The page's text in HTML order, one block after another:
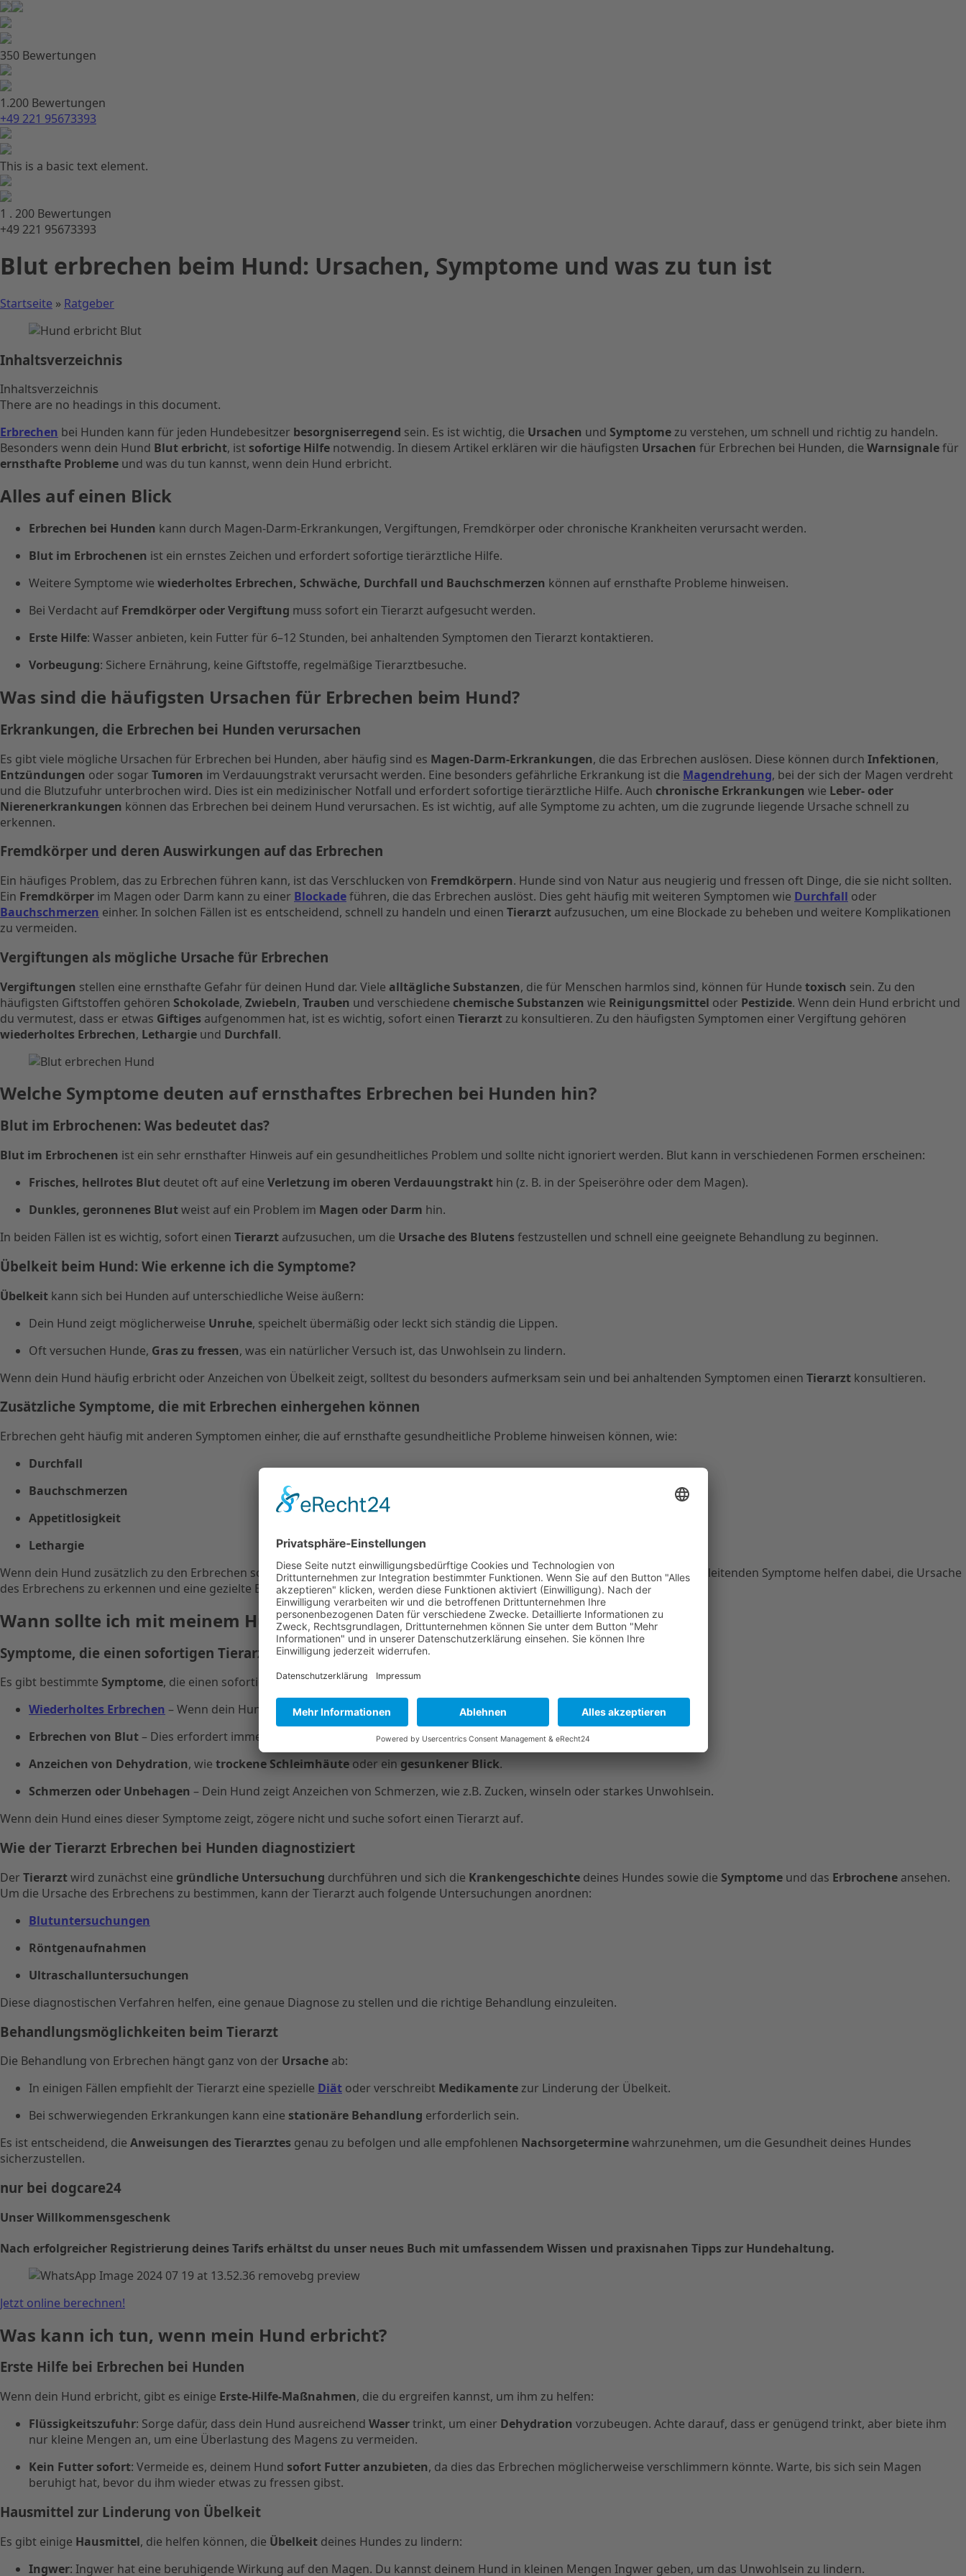
350 Bewertungen
1.200 Bewertungen
+49 221 95673393
This is a basic text element.
1 . 200 Bewertungen
+49 221 95673393
Blut erbrechen beim Hund: Ursachen, Symptome und was zu tun ist
Startseite » Ratgeber
Inhaltsverzeichnis
Inhaltsverzeichnis
There are no headings in this document.
Erbrechen bei Hunden kann für jeden Hundebesitzer besorgniserregend sein. Es ist wichtig, die Ursachen und Symptomezu verstehen, um schnell und richtig zu handeln.
Besonders wenn dein Hund Blut erbricht, ist sofortige Hilfe notwendig. In diesem Artikel erklären wir die häufigsten Ursachen für Erbrechen bei Hunden, die Warnsignalefür
ernsthafte Probleme und was du tun kannst, wenn dein Hund erbricht.
Alles auf einen Blick
Erbrechen bei Hunden kann durch Magen-Darm-Erkrankungen, Vergiftungen, Fremdkörper oder chronische Krankheiten verursacht werden.
Blut im Erbrochenen ist ein ernstes Zeichen und erfordert sofortige tierärztliche Hilfe.
Weitere Symptome wie wiederholtes Erbrechen, Schwäche, Durchfall und Bauchschmerzen können auf ernsthafte Probleme hinweisen.
Bei Verdacht auf Fremdkörper oder Vergiftung muss sofort ein Tierarzt aufgesucht werden.
Erste Hilfe: Wasser anbieten, kein Futter für 6–12 Stunden, bei anhaltenden Symptomen den Tierarzt kontaktieren.
Vorbeugung: Sichere Ernährung, keine Giftstoffe, regelmäßige Tierarztbesuche.
Was sind die häufigsten Ursachen für Erbrechen beim Hund?
Erkrankungen, die Erbrechen bei Hunden verursachen
Es gibt viele mögliche Ursachen für Erbrechen bei Hunden, aber häufig sind es Magen-Darm-Erkrankungen, die das Erbrechen auslösen. Diese können durch Infektionen,
Entzündungen oder sogar Tumoren im Verdauungstrakt verursacht werden. Eine besonders gefährliche Erkrankung ist die Magendrehung, bei der sich der Magen verdreht
und die Blutzufuhr unterbrochen wird. Dies ist ein medizinischer Notfall und erfordert sofortige tierärztliche Hilfe. Auch chronische Erkrankungen wie Leber- oder
Nierenerkrankungen können das Erbrechen bei deinem Hund verursachen. Es ist wichtig, auf alle Symptome zu achten, um die zugrunde liegende Ursache schnell zu
erkennen.
Fremdkörper und deren Auswirkungen auf das Erbrechen
Ein häufiges Problem, das zu Erbrechen führen kann, ist das Verschlucken von Fremdkörpern. Hunde sind von Natur aus neugierig und fressen oft Dinge, die sie nicht sollten.
Ein Fremdkörper im Magen oder Darm kann zu einer Blockadeführen, die das Erbrechen auslöst. Dies geht häufig mit weiteren Symptomen wie Durchfall oder
Bauchschmerzen einher. In solchen Fällen ist es entscheidend, schnell zu handeln und einen Tierarzt aufzusuchen, um eine Blockade zu beheben und weitere Komplikationen
zu vermeiden.
Vergiftungen als mögliche Ursache für Erbrechen
Vergiftungen stellen eine ernsthafte Gefahr für deinen Hund dar. Viele alltägliche Substanzen, die für Menschen harmlos sind, können für Hunde toxisch sein. Zu den
häufigsten Giftstoffen gehören Schokolade, Zwiebeln, Trauben und verschiedene chemische Substanzen wie Reinigungsmittel oder Pestizide. Wenn dein Hund erbricht und
du vermutest, dass er etwas Giftiges aufgenommen hat, ist es wichtig, sofort einen Tierarztzu konsultieren. Zu den häufigsten Symptomen einer Vergiftung gehören
wiederholtes Erbrechen, Lethargie und Durchfall.
Welche Symptome deuten auf ernsthaftes Erbrechen bei Hunden hin?
Blut im Erbrochenen: Was bedeutet das?
Blut im Erbrochenen ist ein sehr ernsthafter Hinweis auf ein gesundheitliches Problem und sollte nicht ignoriert werden. Blut kann in verschiedenen Formen erscheinen:
Frisches, hellrotes Blut deutet oft auf eine Verletzung im oberen Verdauungstrakt hin (z. B. in der Speiseröhre oder dem Magen).
Dunkles, geronnenes Blutweist auf ein Problem im Magen oder Darm hin.
In beiden Fällen ist es wichtig, sofort einen Tierarzt aufzusuchen, um die Ursache des Blutens festzustellen und schnell eine geeignete Behandlung zu beginnen.
Übelkeit beim Hund: Wie erkenne ich die Symptome?
Übelkeit kann sich bei Hunden auf unterschiedliche Weise äußern:
Dein Hund zeigt möglicherweise Unruhe, speichelt übermäßig oder leckt sich ständig die Lippen.
Oft versuchen Hunde, Gras zu fressen, was ein natürlicher Versuch ist, das Unwohlsein zu lindern.
Wenn dein Hund häufig erbricht oder Anzeichen von Übelkeit zeigt, solltest du besonders aufmerksam sein und bei anhaltenden Symptomen einen Tierarzt konsultieren.
Zusätzliche Symptome, die mit Erbrechen einhergehen können
Erbrechen geht häufig mit anderen Symptomen einher, die auf ernsthafte gesundheitliche Probleme hinweisen können, wie:
Durchfall
Bauchschmerzen
Appetitlosigkeit
Lethargie
Wenn dein Hund zusätzlich zu den Erbrechen solche Symptome zeigt, ist es ratsam,sofort einen Tierarztaufzusuchen. Diese begleitenden Symptome helfen dabei, die Ursache
des Erbrechens zu erkennen und eine gezielte Behandlung zu planen.
Wann sollte ich mit meinem Hund zum Tierarzt gehen?
Symptome, die einen sofortigen Tierarztbesuch erfordern
Es gibt bestimmte Symptome, die einen sofortigenBesuch beim Tierarztnotwendig machen:
Wiederholtes Erbrechen – Wenn dein Hund mehrmals hintereinander erbricht.
Erbrechen von Blut– Dies erfordert immer sofortige tierärztliche Hilfe.
Anzeichen von Dehydration, wie trockene Schleimhäute oder ein gesunkener Blick.
Schmerzen oder Unbehagen – Dein Hund zeigt Anzeichen von Schmerzen, wie z.B. Zucken, winseln oder starkes Unwohlsein.
Wenn dein Hund eines dieser Symptome zeigt, zögere nicht und suche sofort einen Tierarzt auf.
Wie der Tierarzt Erbrechen bei Hunden diagnostiziert
Der Tierarztwird zunächst eine gründliche Untersuchung durchführen und sich die Krankengeschichte deines Hundes sowie die Symptome und das Erbrochene ansehen.
Um die Ursache des Erbrechens zu bestimmen, kann der Tierarzt auch folgende Untersuchungen anordnen:
Blutuntersuchungen
Röntgenaufnahmen
Ultraschalluntersuchungen
Diese diagnostischen Verfahren helfen, eine genaue Diagnose zu stellen und die richtige Behandlung einzuleiten.
Behandlungsmöglichkeiten beim Tierarzt
Die Behandlung von Erbrechen hängt ganz von der Ursache ab:
In einigen Fällen empfiehlt der Tierarzt eine spezielle Diät oder verschreibt Medikamentezur Linderung der Übelkeit.
Bei schwerwiegenden Erkrankungen kann eine stationäre Behandlung erforderlich sein.
Es ist entscheidend, die Anweisungen des Tierarztes genau zu befolgen und alle empfohlenen Nachsorgeterminewahrzunehmen, um die Gesundheit deines Hundes
sicherzustellen.
nur bei dogcare24
Unser Willkommensgeschenk
Nach erfolgreicher Registrierung deines Tarifs erhältst du unser neues Buch mit umfassendem Wissen und praxisnahen Tipps zur Hundehaltung.
Jetzt online berechnen!
Was kann ich tun, wenn mein Hund erbricht?
Erste Hilfe bei Erbrechen bei Hunden
Wenn dein Hund erbricht, gibt es einige Erste-Hilfe-Maßnahmen, die du ergreifen kannst, um ihm zu helfen:
Flüssigkeitszufuhr: Sorge dafür, dass dein Hund ausreichend Wassertrinkt, um einer Dehydration vorzubeugen. Achte darauf, dass er genügend trinkt, aber biete ihm
nur kleine Mengen an, um eine Überlastung des Magens zu vermeiden.
Kein Futter sofort: Vermeide es, deinem Hund sofort Futter anzubieten, da dies das Erbrechen möglicherweise verschlimmern könnte. Warte, bis sich sein Magen
beruhigt hat, bevor du ihm wieder etwas zu fressen gibst.
Hausmittel zur Linderung von Übelkeit
Es gibt einige Hausmittel, die helfen können, die Übelkeit deines Hundes zu lindern:
Ingwer: Ingwer hat eine beruhigende Wirkung auf den Magen. Du kannst deinem Hund in kleinen Mengen Ingwer geben, um das Unwohlsein zu lindern.